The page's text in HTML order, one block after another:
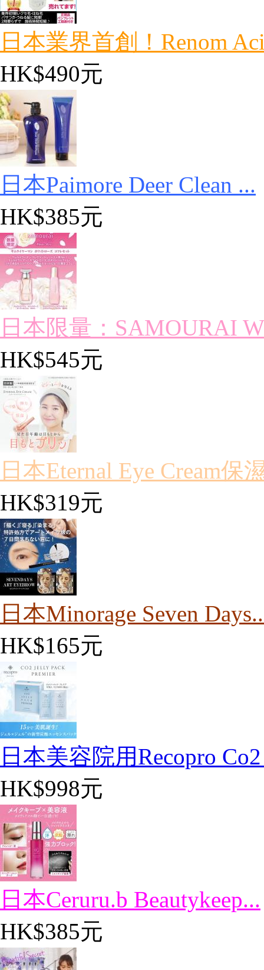
日本業界首創！Renom
HK$490元
日本Paimore Deer Clean ...
HK$385元
日本限量：SAMOURAI
HK$545元
日本Eternal Eye Cream保
HK$319元
日本Minorage Seven
HK$165元
日本美容院用Recopro Co2
HK$998元
日本Ceruru.b Beautykeep...
HK$385元